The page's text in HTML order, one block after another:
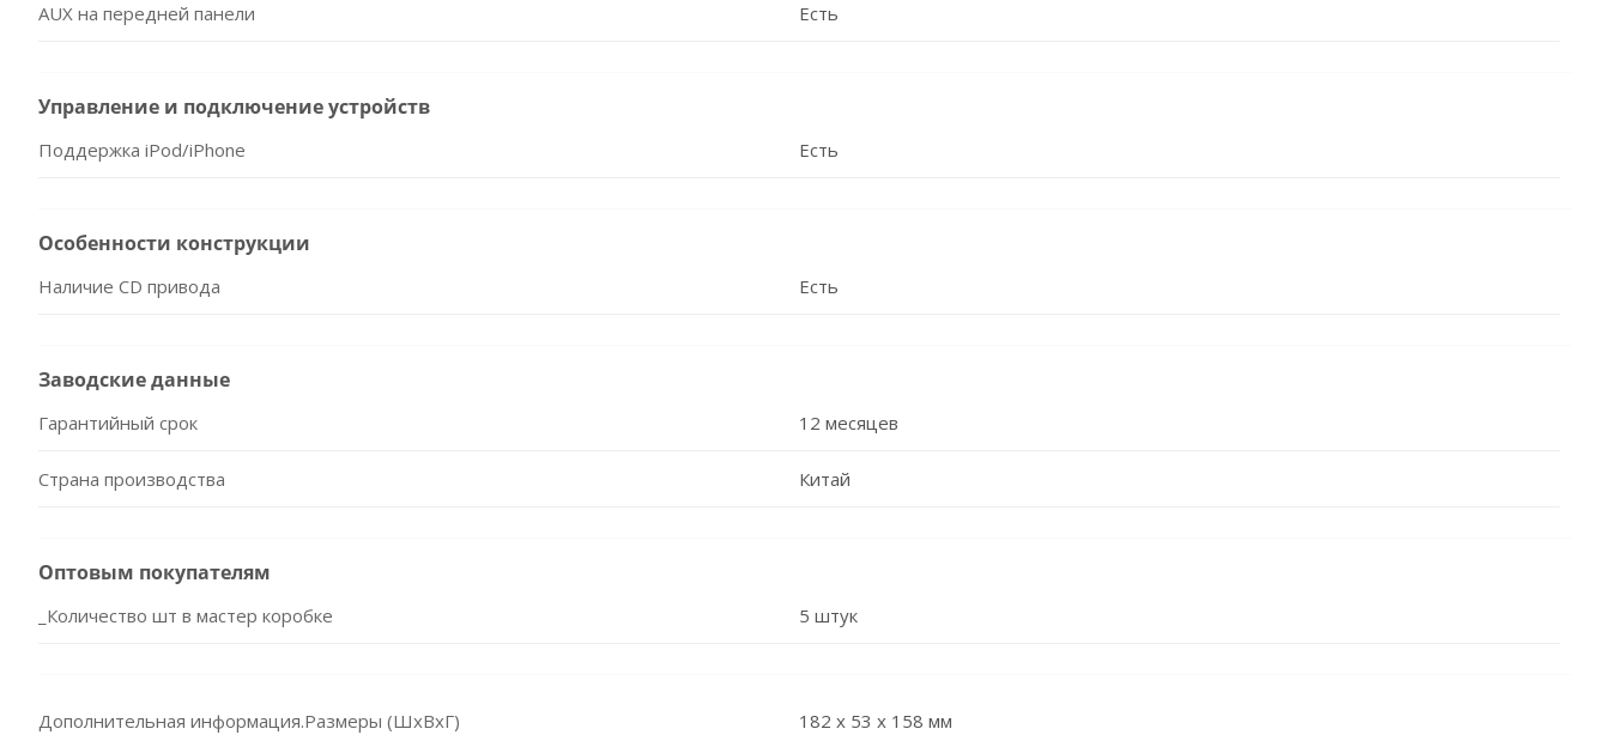
AUX на передней панели Есть
Управление и подключение устройств
Поддержка iPod/iPhone Есть
Особенности конструкции
Наличие CD привода Есть
Заводские данные
Гарантийный срок 12 месяцев
Страна производства Китай
Оптовым покупателям
_Количество шт в мастер коробке 5 штук
Дополнительная информация.Размеры (ШхВхГ) 182 x 53 x 158 мм